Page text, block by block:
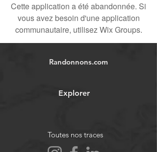
Cette application a été abandonnée. Si
vous avez besoin d'une application
communautaire, utilisez Wix Groups.
Randonnons.com
Explorer
Toutes nos traces